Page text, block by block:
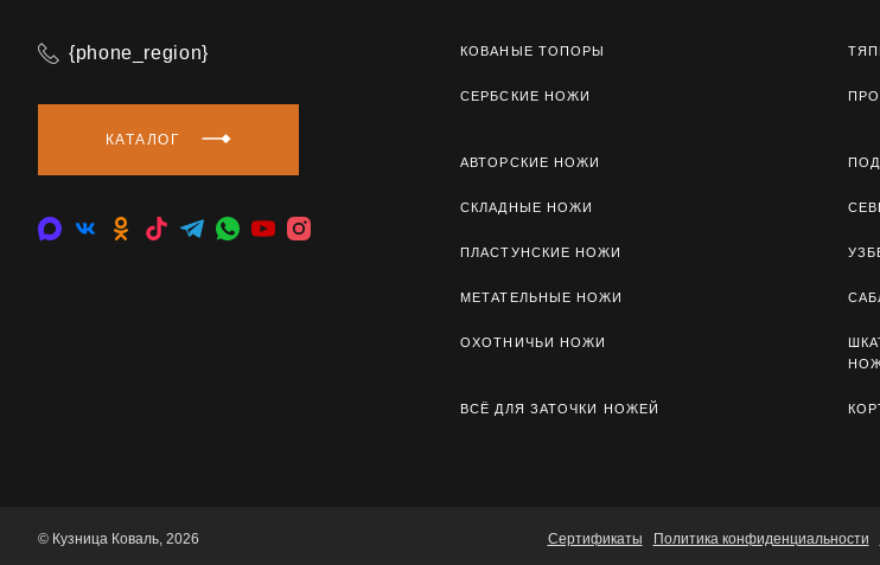
{phone_region}
КАТАЛОГ
КОВАНЫЕ ТОПОРЫ
СЕРБСКИЕ НОЖИ
АВТОРСКИЕ НОЖИ
СКЛАДНЫЕ НОЖИ
ПЛАСТУНСКИЕ НОЖИ
МЕТАТЕЛЬНЫЕ НОЖИ
ОХОТНИЧЬИ НОЖИ
ВСЁ ДЛЯ ЗАТОЧКИ НОЖЕЙ
© Кузница Коваль, 2026 Сертификаты Политика конфиденциальности